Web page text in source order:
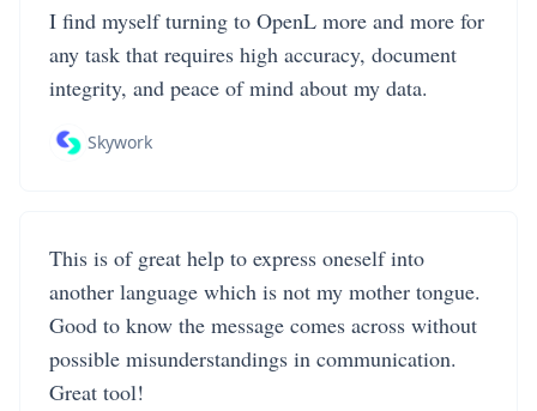
I find myself turning to OpenL more and more for
any task that requires high accuracy, document
integrity, and peace of mind about my data.
Skywork
This is of great help to express oneself into
another language which is not my mother tongue.
Good to know the message comes across without
possible misunderstandings in communication.
Great tool!